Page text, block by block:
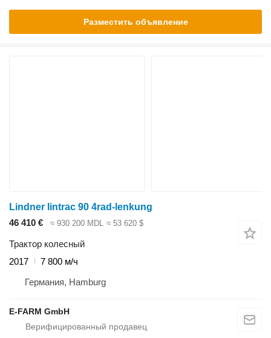
Разместить объявление
Lindner lintrac 90 4rad-lenkung
46 410 €
≈ 930 200 MDL ≈ 53 620 $
Трактор колесный
2017
7 800 м/ч
Германия, Hamburg
E-FARM GmbH